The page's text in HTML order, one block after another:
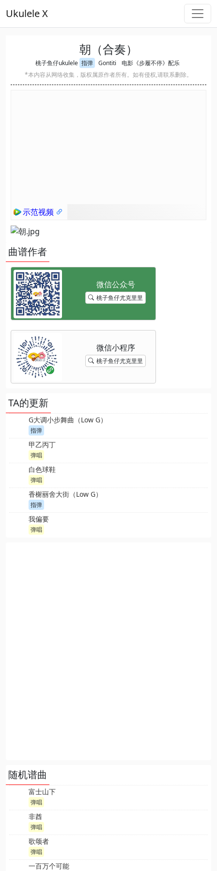
Ukulele X
朝（合奏）
桃子鱼仔ukulele 指弹 Gontiti
电影《步履不停》配乐
*本内容从网络收集，版权属原作者所有。如有侵权,请联系删除。
示范视频
曲谱作者
桃子鱼仔尤克里里
桃子鱼仔尤克里里
TA的更新
G大调小步舞曲（Low G）
指弹
甲乙丙丁
弹唱
白色球鞋
弹唱
香榭丽舍大街（Low G）
指弹
我偏要
弹唱
随机谱曲
富士山下
弹唱
非酋
弹唱
歌颂者
弹唱
一百万个可能